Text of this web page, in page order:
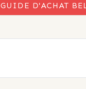
GUIDE D'ACHAT